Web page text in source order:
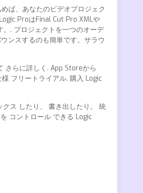
ば、あなたのビデオプロジェク
ProはFinal Cut Pro XMLや
. プロジェクトを一つのオーデ
ンスするのも簡単です。サラウ
さらに詳しく. App Storeから
フリートライアル. 購入 Logic
ス したり、 書き出したり。 統
コントロール できる Logic